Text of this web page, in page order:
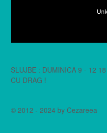
SLUJBE : DUMINICA 9 - 12
CU DRAG !
© 2012 - 2024 by Cezareea